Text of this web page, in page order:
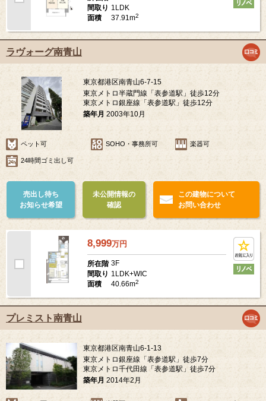
間取り 1LDK
面積
37.91m2
ラヴォーグ南青山
東京都港区南青山6-7-15
東京メトロ半蔵門線「表参道駅」徒歩12分
東京メトロ銀座線「表参道駅」徒歩12分
築年月 2003年10月
ペット可 SOHO・事務所可 楽器可
24時間ゴミ出し可
売出し待ち
お知らせ希望
未公開情報の
確認
この建物について
お問い合わせ
8,999万円
所在階 3F
間取り 1LDK+WIC
面積
40.66m2
プレミスト南青山
東京都港区南青山6-1-13
東京メトロ銀座線「表参道駅」徒歩7分
東京メトロ千代田線「表参道駅」徒歩7分
築年月 2014年2月